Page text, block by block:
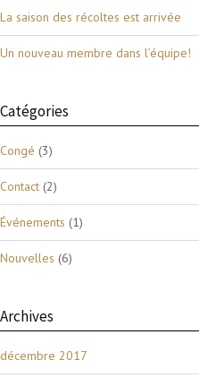
La saison des récoltes est arrivée
Un nouveau membre dans l’équipe!
Catégories
Congé (3)
Contact (2)
Événements (1)
Nouvelles (6)
Archives
décembre 2017